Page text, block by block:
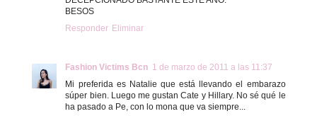
BESOS
Responder Eliminar
Fashion Victims Bcn 1 de marzo de 2011 a las 11:37
Mi preferida es Natalie que está llevando el embarazo
súper bien. Luego me gustan Cate y Hillary. No sé qué le
ha pasado a Pe, con lo mona que va siempre...